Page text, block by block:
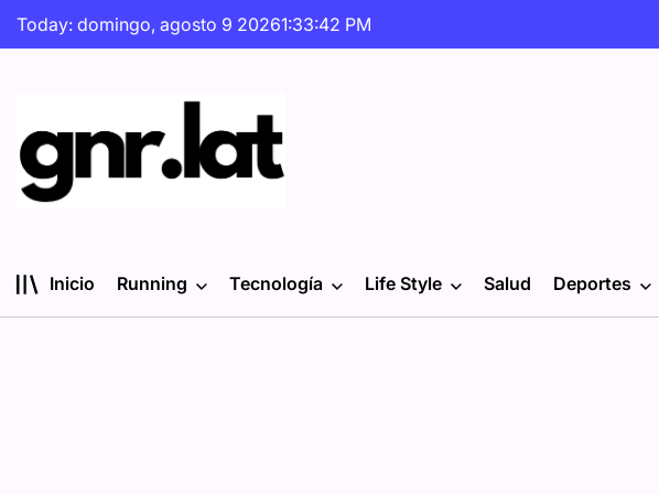
Skip
Today: domingo, agosto 9 20261:33:43 PM
Inicio Running Tecnología Life Style Salud Deportes